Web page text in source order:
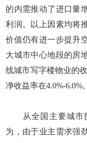
的内需推动了进口量
利润。以上因素均将
价值仍有进一步提升
大城市中心地段的房
线城市写字楼物业的
净收益率在4.0%-6.0%。
从全国主要城市投
为，由于业主需求强